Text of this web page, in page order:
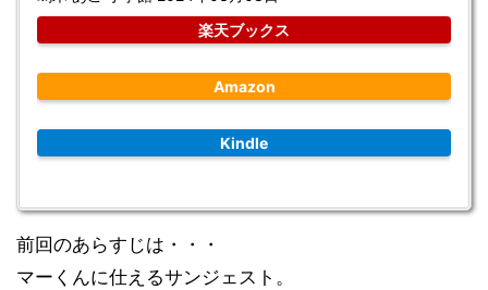
楽天ブックス
Amazon
Kindle
前回のあらすじは・・・
マーくんに仕えるサンジェスト。